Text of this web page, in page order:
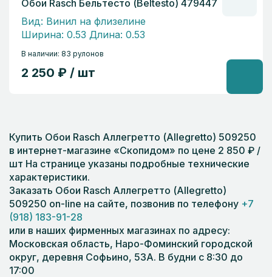
Обои Rasch Бельтесто (Beltesto) 479447
Вид: Винил на флизелине
Ширина: 0.53 Длина: 0.53
В наличии: 83 рулонов
2 250 ₽ / шт
Купить Обои Rasch Аллегретто (Allegretto) 509250
в интернет-магазине «Скопидом» по цене 2 850 ₽ /
шт На странице указаны подробные технические
характеристики.
Заказать Обои Rasch Аллегретто (Allegretto)
509250 on-line на сайте, позвонив по телефону +7
(918) 183-91-28
или в наших фирменных магазинах по адресу:
Московская область, Наро-Фоминский городской
округ, деревня Софьино, 53А. В будни с 8:30 до
17:00